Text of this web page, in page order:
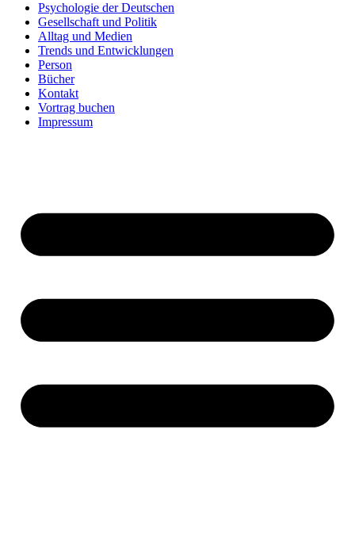
Psychologie der Deutschen
Gesellschaft und Politik
Alltag und Medien
Trends und Entwicklungen
Person
Bücher
Kontakt
Vortrag buchen
Impressum